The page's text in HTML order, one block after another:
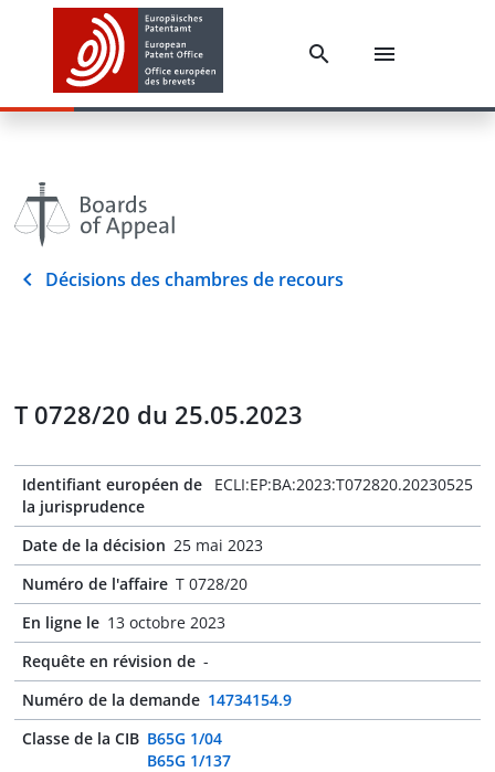
Décisions des chambres de recours
T 0728/20 du 25.05.2023
Identifiant européen de
la jurisprudence
ECLI:EP:BA:2023:T072820.20230525
Date de la décision 25 mai 2023
Numéro de l'affaire T 0728/20
En ligne le 13 octobre 2023
Requête en révision de -
Numéro de la demande 14734154.9
Classe de la CIB B65G 1/04
B65G 1/137